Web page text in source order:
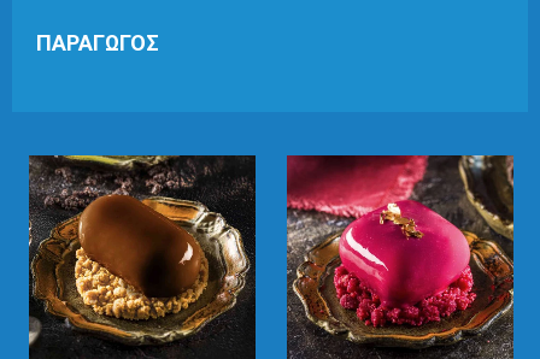
ΠΑΡΑΓΩΓΟΣ